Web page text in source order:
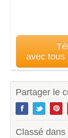
avec tous
Partager le
Classé dans